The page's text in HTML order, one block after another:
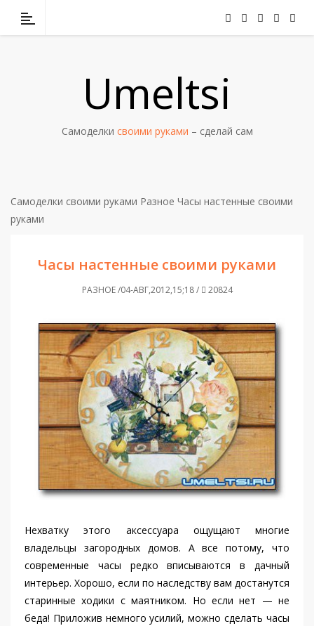
Umeltsi
Самоделки своими руками – сделай сам
Самоделки своими руками Разное Часы настенные своими
руками
Часы настенные своими руками
РАЗНОЕ /04-АВГ,2012,15;18 / 20824
Нехватку этого аксессуара ощущают многие
владельцы загородных домов. А все потому, что
современные часы редко вписываются в дачный
интерьер. Хорошо, если по наследству вам достанутся
старинные ходики с маятником. Но если нет — не
беда! Приложив немного усилий, можно сделать часы